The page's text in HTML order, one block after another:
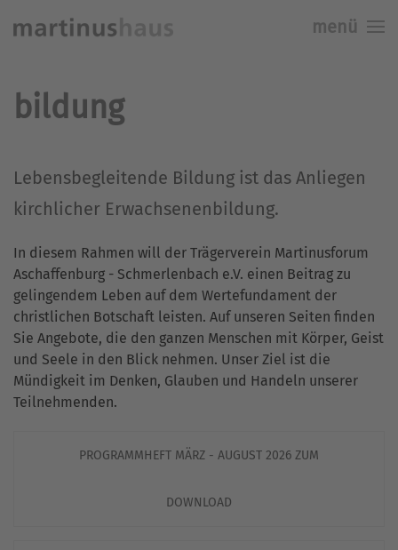
menü
bildung
Lebensbegleitende Bildung ist das Anliegen
kirchlicher Erwachsenenbildung.
In diesem Rahmen will der Trägerverein Martinusforum
Aschaffenburg - Schmerlenbach e.V. einen Beitrag zu
gelingendem Leben auf dem Wertefundament der
christlichen Botschaft leisten. Auf unseren Seiten finden
Sie Angebote, die den ganzen Menschen mit Körper, Geist
und Seele in den Blick nehmen. Unser Ziel ist die
Mündigkeit im Denken, Glauben und Handeln unserer
Teilnehmenden.
PROGRAMMHEFT MÄRZ - AUGUST 2026 ZUM
DOWNLOAD